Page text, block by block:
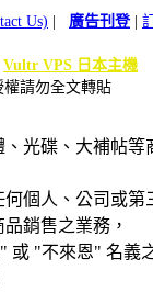
Us) 廣告刊登|
Vultr VPS 日本主機
請勿全文轉貼
光碟、大補帖等
個人、公司或第
銷售之業務，
或 "不來恩" 名義